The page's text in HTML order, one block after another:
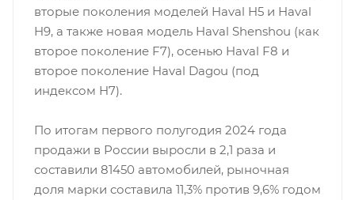
вторые поколения моделей Haval H5 и Haval
H9, а также новая модель Haval Shenshou (как
второе поколение F7), осенью Haval F8 и
второе поколение Haval Dagou (под
индекcом H7).
По итогам первого полугодия 2024 года
продажи в России выросли в 2,1 раза и
составили 81450 автомобилей, рыночная
доля марки составила 11,3% против 9,6% годом